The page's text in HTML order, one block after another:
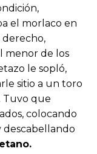
el morlaco en
derecho,
menor de los
le sopló,
sitio a un toro
Tuvo que
colocando
descabellando